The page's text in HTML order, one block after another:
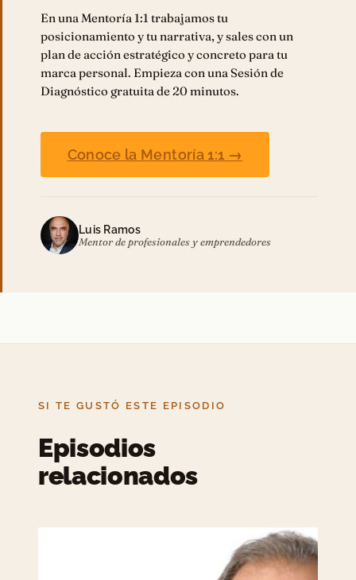
En una Mentoría 1:1 trabajamos tu
posicionamiento y tu narrativa, y sales con un
plan de acción estratégico y concreto para tu
marca personal. Empieza con una Sesión de
Diagnóstico gratuita de 20 minutos.
Conoce la Mentoría 1:1 →
Luis Ramos
Mentor de profesionales y emprendedores
SI TE GUSTÓ ESTE EPISODIO
Episodios
relacionados